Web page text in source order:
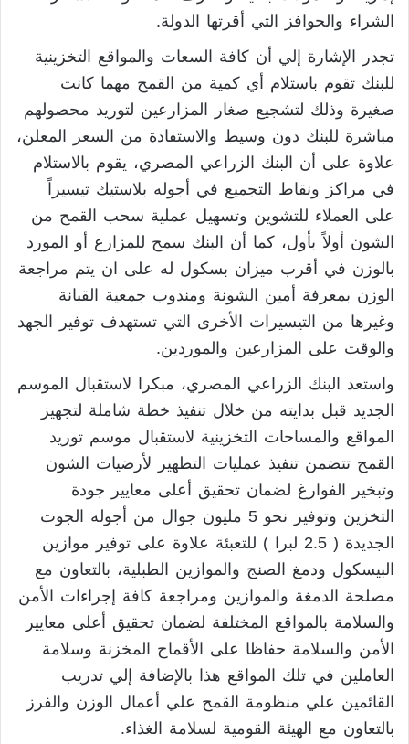
الشراء والحوافز التي أقرتها الدولة.
تجدر الإشارة إلي أن كافة السعات والمواقع التخزينية
للبنك تقوم باستلام أي كمية من القمح مهما كانت
صغيرة وذلك لتشجيع صغار المزارعين لتوريد محصولهم
مباشرة للبنك دون وسيط والاستفادة من السعر المعلن،
علاوة على أن البنك الزراعي المصري، يقوم بالاستلام
في مراكز ونقاط التجميع في أجوله بلاستيك تيسيراً
على العملاء للتشوين وتسهيل عملية سحب القمح من
الشون أولاً بأول، كما أن البنك سمح للمزارع أو المورد
بالوزن في أقرب ميزان بسكول له على ان يتم مراجعة
الوزن بمعرفة أمين الشونة ومندوب جمعية القبانة
وغيرها من التيسيرات الأخرى التي تستهدف توفير الجهد
والوقت على المزارعين والموردين.
واستعد البنك الزراعي المصري، مبكرا لاستقبال الموسم
الجديد قبل بدايته من خلال تنفيذ خطة شاملة لتجهيز
المواقع والمساحات التخزينية لاستقبال موسم توريد
القمح تتضمن تنفيذ عمليات التطهير لأرضيات الشون
وتبخير الفوارغ لضمان تحقيق أعلى معايير جودة
التخزين وتوفير نحو 5 مليون جوال من أجوله الجوت
الجديدة ( 2.5 لبرا ) للتعبئة علاوة على توفير موازين
البيسكول ودمغ الصنج والموازين الطبلية، بالتعاون مع
مصلحة الدمغة والموازين ومراجعة كافة إجراءات الأمن
والسلامة بالمواقع المختلفة لضمان تحقيق أعلى معايير
الأمن والسلامة حفاظا على الأقماح المخزنة وسلامة
العاملين في تلك المواقع هذا بالإضافة إلي تدريب
القائمين علي منظومة القمح علي أعمال الوزن والفرز
بالتعاون مع الهيئة القومية لسلامة الغذاء.